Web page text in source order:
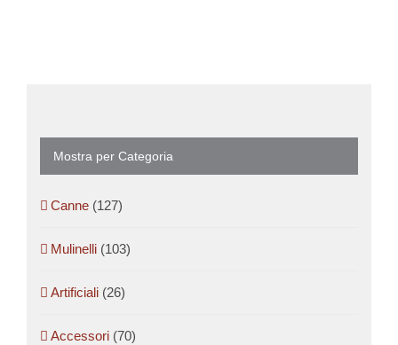
Mostra per Categoria
Canne (127)
Mulinelli (103)
Artificiali (26)
Accessori (70)